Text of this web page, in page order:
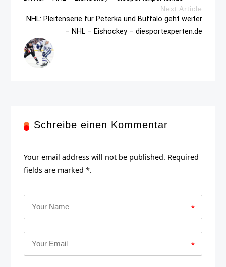
Next Article
NHL: Pleitenserie für Peterka und Buffalo geht weiter
– NHL – Eishockey – diesportexperten.de
Schreibe einen Kommentar
Your email address will not be published. Required
fields are marked *.
*
*